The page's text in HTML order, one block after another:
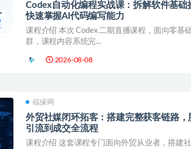
Codex自动化编程实战课：拆解软件基础
快速掌握AI代码编写能力
课程介绍 本次 Codex 二期直播课程，面向零基
群，课程内容系统完...
2026-08-08
福缘网
外贸社媒闭环拓客：搭建完整获客链路，
引流到成交全流程
课程介绍 这套课程专门面向外贸从业者，搭建